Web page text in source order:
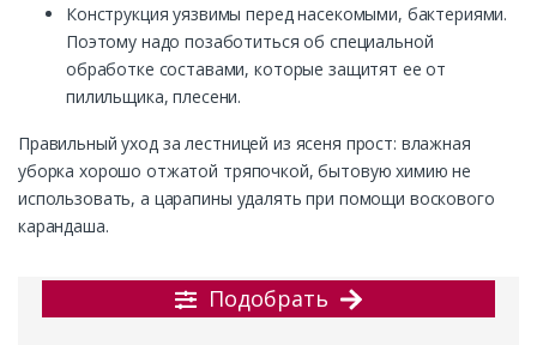
Конструкция уязвимы перед насекомыми, бактериями.
Поэтому надо позаботиться об специальной
обработке составами, которые защитят ее от
пилильщика, плесени.
Правильный уход за лестницей из ясеня прост: влажная
уборка хорошо отжатой тряпочкой, бытовую химию не
использовать, а царапины удалять при помощи воскового
карандаша.
Подобрать